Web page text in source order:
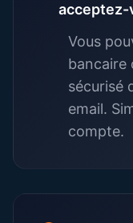
acceptez-
Vous
bancaire
sécurisé
email.
compte.